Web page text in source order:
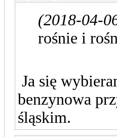
(2018-04-
rośnie i
Ja się
benzynowa
śląskim.